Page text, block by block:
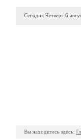
Сегодня Четверг 6
Вы находитесь здесь: